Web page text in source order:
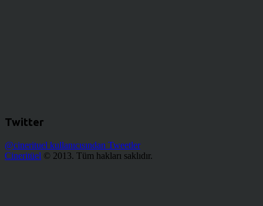
Twitter
@cinerituel kullanıcısından Tweetler
Cineritüel © 2013. Tüm hakları saklıdır.